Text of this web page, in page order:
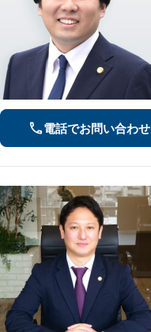
電話でお問い合わせ